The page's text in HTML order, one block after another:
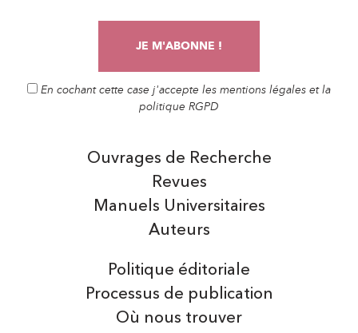
En cochant cette case j'accepte les mentions légales et la
politique RGPD
Auteurs
Manuels Universitaires
Ouvrages de Recherche
Revues
Politique éditoriale
Processus de publication
Où nous trouver